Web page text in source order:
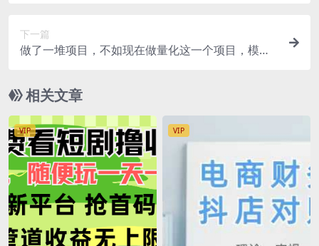
下一篇
做了一堆项目，不如现在做量化这一个项目，模式
相关文章
VIP VIP